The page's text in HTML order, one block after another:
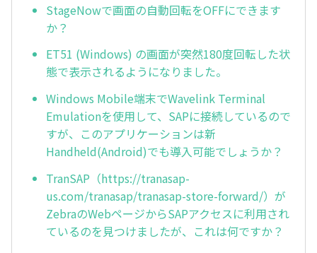
StageNowで画面の自動回転をOFFにできます
か？
ET51 (Windows) の画面が突然180度回転した状
態で表示されるようになりました。
Windows Mobile端末でWavelink Terminal
Emulationを使用して、SAPに接続しているので
すが、このアプリケーションは新
Handheld(Android)でも導入可能でしょうか？
TranSAP（https://tranasap-
us.com/tranasap/tranasap-store-forward/）が
ZebraのWebページからSAPアクセスに利用され
ているのを見つけましたが、これは何ですか？